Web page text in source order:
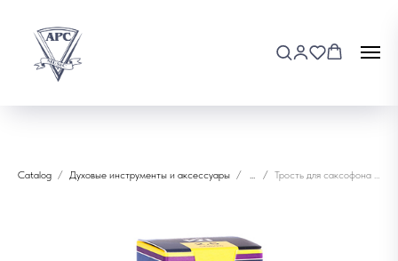
Catalog Духовые инструменты и аксессуары ... Трость для саксофона тенор Vandoren V21 2.5 (SR8225)